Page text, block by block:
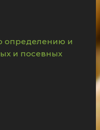
определению и
и посевных